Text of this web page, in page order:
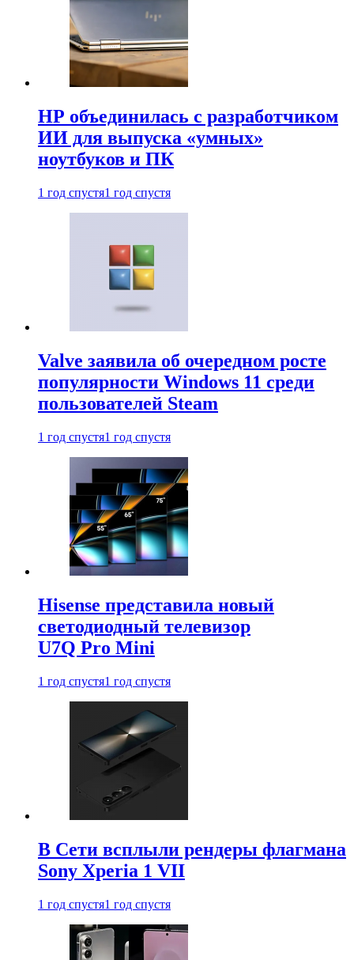
HP объединилась с разработчиком
ИИ для выпуска «умных»
ноутбуков и ПК
1 год спустя1 год спустя
Valve заявила об очередном росте
популярности Windows 11 среди
пользователей Steam
1 год спустя1 год спустя
Hisense представила новый
светодиодный телевизор
U7Q Pro Mini
1 год спустя1 год спустя
В Сети всплыли рендеры флагмана
Sony Xperia 1 VII
1 год спустя1 год спустя